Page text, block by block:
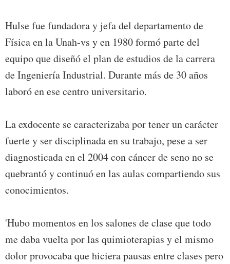
Hulse fue fundadora y jefa del departamento de
Física en la Unah-vs y en 1980 formó parte del
equipo que diseñó el plan de estudios de la carrera
de Ingeniería Industrial. Durante más de 30 años
laboró en ese centro universitario.
La exdocente se caracterizaba por tener un carácter
fuerte y ser disciplinada en su trabajo, pese a ser
diagnosticada en el 2004 con cáncer de seno no se
quebrantó y continuó en las aulas compartiendo sus
conocimientos.
'Hubo momentos en los salones de clase que todo
me daba vuelta por las quimioterapias y el mismo
dolor provocaba que hiciera pausas entre clases pero